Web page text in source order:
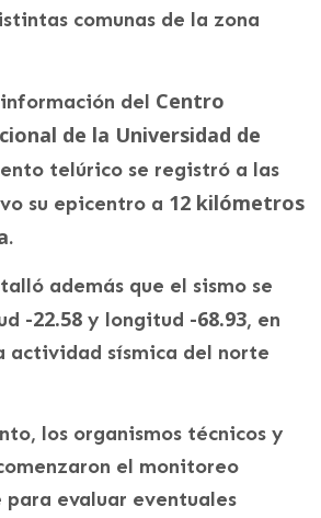
comunas de la zona
del Centro
de la Universidad de
telúrico se registró a las
su epicentro a 12 kilómetros
.
además que el sismo se
-22.58 y longitud -68.93, en
actividad sísmica del norte
los organismos técnicos y
el monitoreo
evaluar eventuales